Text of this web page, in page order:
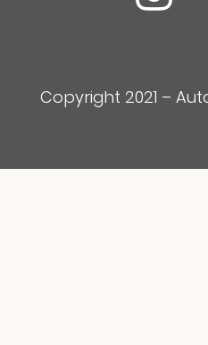
Copyright 2021 –